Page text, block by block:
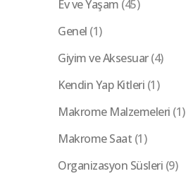
Ev ve Yaşam (45)
Genel (1)
Giyim ve Aksesuar(4)
Kendin Yap Kitleri (1)
Makrome Malzemeleri (1)
Makrome Saat (1)
Organizasyon Süsleri (9)